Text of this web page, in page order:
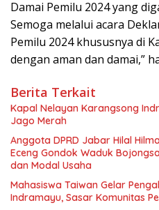
Damai Pemilu 2024 yang
Semoga melalui acara
Pemilu 2024 khususnya di
dengan aman dan damai,”
Berita Terkait
Kapal Nelayan Karangsong
Jago Merah
Anggota DPRD Jabar Hilal
Eceng Gondok Waduk
dan Modal Usaha
Mahasiswa Taiwan Gelar
Indramayu, Sasar Komunitas